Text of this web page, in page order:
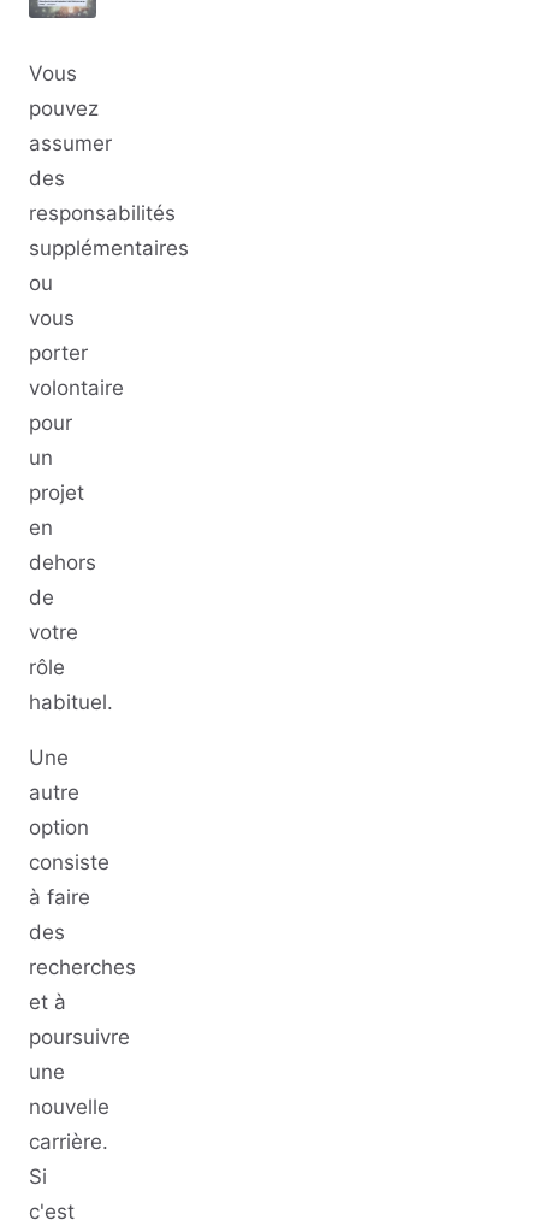
Vous
pouvez
assumer
des
responsabilités
supplémentaires
ou
vous
porter
volontaire
pour
un
projet
en
dehors
de
votre
rôle
habituel.
Une
autre
option
consiste
à faire
des
recherches
et à
poursuivre
une
nouvelle
carrière.
Si
c'est